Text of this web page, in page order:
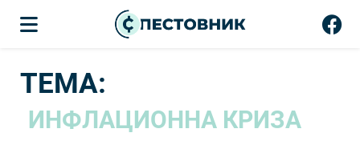
ТЕМА:
ИНФЛАЦИОННА КРИЗА